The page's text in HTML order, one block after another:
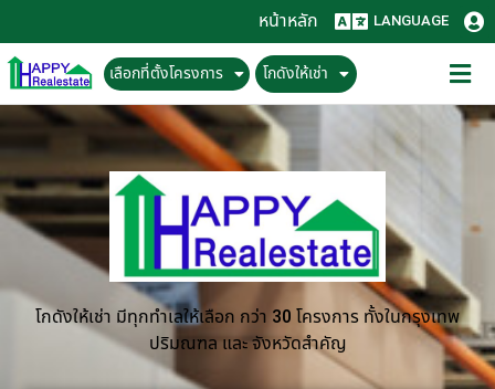
หน้าหลัก LANGUAGE
เลือกที่ตั้งโครงการ โกดังให้เช่า
โกดังให้เช่า มีทุกทำเลให้เลือก กว่า 30 โครงการ ทั้งในกรุงเทพ
ปริมณฑล และ จังหวัดสำคัญ